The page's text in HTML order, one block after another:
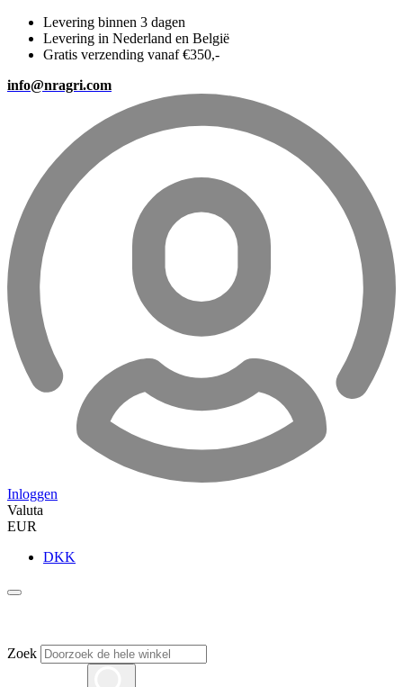
Levering binnen 3 dagen
Levering in Nederland en België
Gratis verzending vanaf €350,-
info@nragri.com
Inloggen
Valuta
EUR
DKK
Zoek